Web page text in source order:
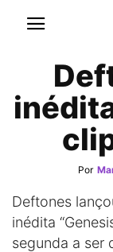
Por
Deftones
inédita
segunda a ser